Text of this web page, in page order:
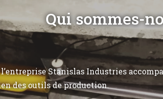
Qui sommes-
l’entreprise Stanislas Industries
des outils de production.